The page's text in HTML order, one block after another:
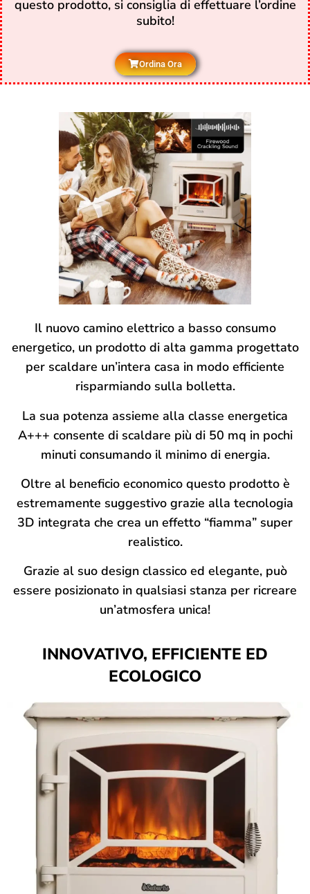
questo prodotto, si consiglia di effettuare l’ordine
subito!
Ordina Ora
Il nuovo camino elettrico a basso consumo
energetico, un prodotto di alta gamma progettato
per scaldare un’intera casa in modo efficiente
risparmiando sulla bolletta.
La sua potenza assieme alla classe energetica
A+++ consente di scaldare più di 50 mq in pochi
minuti consumando il minimo di energia.
Oltre al beneficio economico questo prodotto è
estremamente suggestivo grazie alla tecnologia
3D integrata che crea un effetto “fiamma” super
realistico.
Grazie al suo design classico ed elegante, può
essere posizionato in qualsiasi stanza per ricreare
un’atmosfera unica!
INNOVATIVO, EFFICIENTE ED
ECOLOGICO